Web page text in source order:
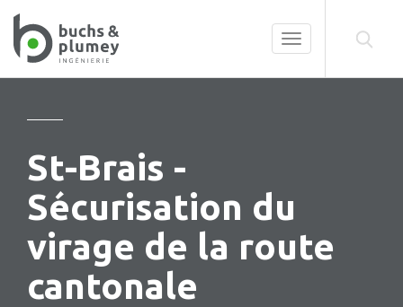
Toggle
navigation
St-Brais -
Sécurisation du
virage de la route
cantonale